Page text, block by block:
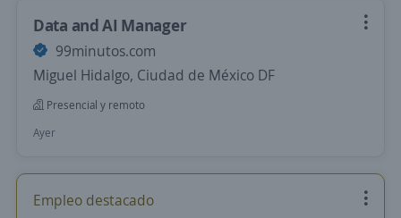
Data and AI Manager
99minutos.com
Miguel Hidalgo, Ciudad de México DF
Presencial y remoto
Ayer
Empleo destacado